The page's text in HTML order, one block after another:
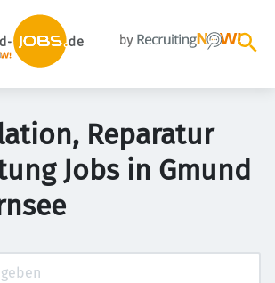
Reparatur
Jobs in Gmund